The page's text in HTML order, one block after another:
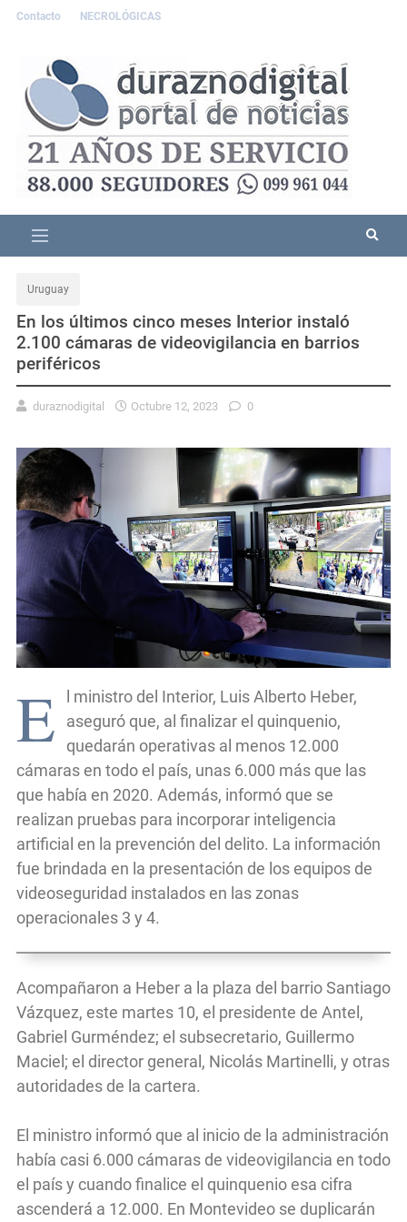
Contacto NECROLÓGICAS
Uruguay
En los últimos cinco meses Interior instaló
2.100 cámaras de videovigilancia en barrios
periféricos
duraznodigital Octubre 12, 2023 0
E
l ministro del Interior, Luis Alberto Heber,
aseguró que, al finalizar el quinquenio,
quedarán operativas al menos 12.000
cámaras en todo el país, unas 6.000 más que las
que había en 2020. Además, informó que se
realizan pruebas para incorporar inteligencia
artificial en la prevención del delito. La información
fue brindada en la presentación de los equipos de
videoseguridad instalados en las zonas
operacionales 3 y 4.
Acompañaron a Heber a la plaza del barrio Santiago
Vázquez, este martes 10, el presidente de Antel,
Gabriel Gurméndez; el subsecretario, Guillermo
Maciel; el director general, Nicolás Martinelli, y otras
autoridades de la cartera.
El ministro informó que al inicio de la administración
había casi 6.000 cámaras de videovigilancia en todo
el país y cuando finalice el quinquenio esa cifra
ascenderá a 12.000. En Montevideo se duplicarán